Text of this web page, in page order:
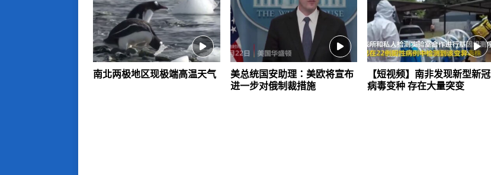
南北两极地区现极端高温天气
美总统国安助理：美欧将宣布
进一步对俄制裁措施
【短视频】南非发现新型新冠
病毒变种 存在大量突变